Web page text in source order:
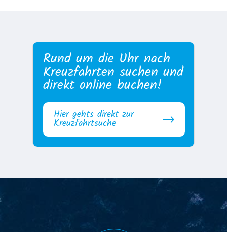
Rund um die Uhr nach
Kreuzfahrten suchen und
direkt online buchen!
Hier gehts direkt zur
Kreuzfahrtsuche